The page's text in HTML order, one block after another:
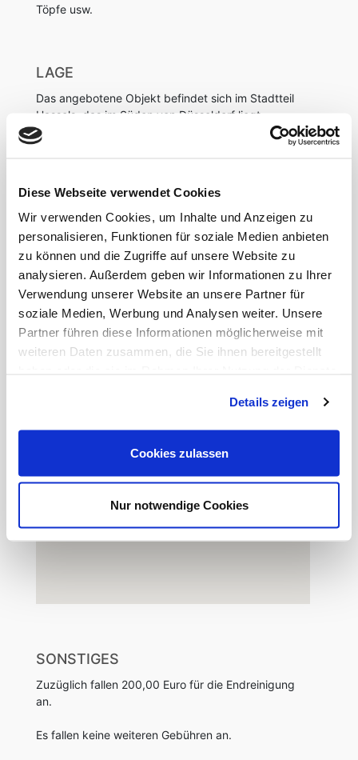
Diese Webseite verwendet Cookies
Wir verwenden Cookies, um Inhalte und Anzeigen zu
personalisieren, Funktionen für soziale Medien anbieten
zu können und die Zugriffe auf unsere Website zu
analysieren. Außerdem geben wir Informationen zu Ihrer
Verwendung unserer Website an unsere Partner für
soziale Medien, Werbung und Analysen weiter. Unsere
Partner führen diese Informationen möglicherweise mit
weiteren Daten zusammen, die Sie ihnen bereitgestellt
Details zeigen
Cookies zulassen
Nur notwendige Cookies
Töpfe usw.
LAGE
Das angebotene Objekt befindet sich im Stadtteil
Hassels, das im Süden von Düsseldorf liegt.
Auf dem Gertrudisplatz lädt ein Wochenmarkt von
Dienstag bis Samstag ein, Gemüse, Blumen und
andere Leckereien aus der Umgebung zu genießen.
Einkaufsmöglichkeiten für den täglichen Bedarf
befinden sich ebenfalls in unmittelbarer Nähe.
Direkt vor den Hauseingang befindet sich eine
Bushaltestelle. Der Bus 785 fährt direkt in die
Innenstadt (Altstadt) von Düsseldorf.
SONSTIGES
Zuzüglich fallen 200,00 Euro für die Endreinigung
an.
Es fallen keine weiteren Gebühren an.